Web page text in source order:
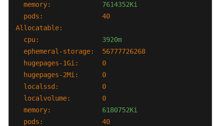
储
卷
无
挂
memory:
7614352Ki
pods:
40
Allocatable:
cpu:
3920m
ephemeral-storage:
56777726268
hugepages-1Gi:
0
hugepages-2Mi:
0
localssd:
0
localvolume:
0
memory:
6180752Ki
pods:
40